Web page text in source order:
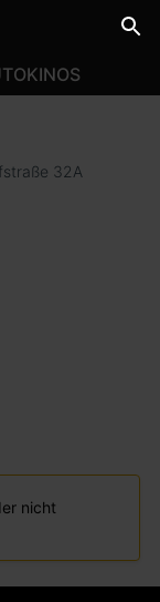
32A
nicht